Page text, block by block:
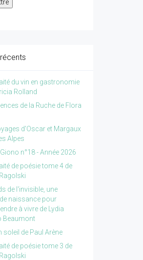
du vin en gastronomie
Rolland
de la Ruche de Flora
d'Oscar et Margaux
Alpes
n°18 - Année 2026
de poésie tome 4 de
de l'invisible, une
naissance pour
à vivre de Lydia
Beaumont
soleil de Paul Arène
de poésie tome 3 de